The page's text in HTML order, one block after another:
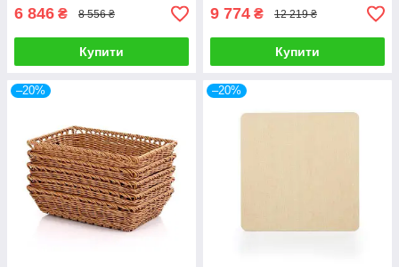
6 846 ₴ 8 556 ₴
Купити
9 774 ₴ 12 219 ₴
Купити
–20% –20%